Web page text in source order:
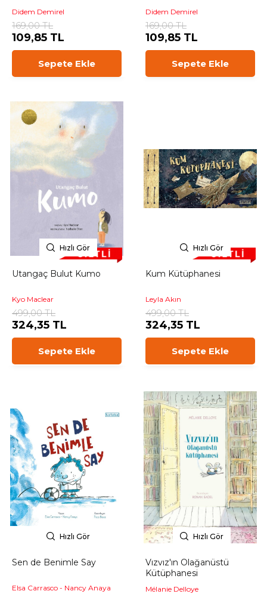
Didem Demirel
169,00 TL
109,85 TL
Sepete Ekle
Didem Demirel
169,00 TL
109,85 TL
Sepete Ekle
Hızlı Gör
Utangaç Bulut Kumo
Kyo Maclear
499,00 TL
324,35 TL
Sepete Ekle
Hızlı Gör
Kum Kütüphanesi
Leyla Akın
499,00 TL
324,35 TL
Sepete Ekle
Hızlı Gör
Sen de Benimle Say
Elsa Carrasco - Nancy Anaya
Hızlı Gör
Vızvız'ın Olağanüstü
Kütüphanesi
Mélanie Delloye